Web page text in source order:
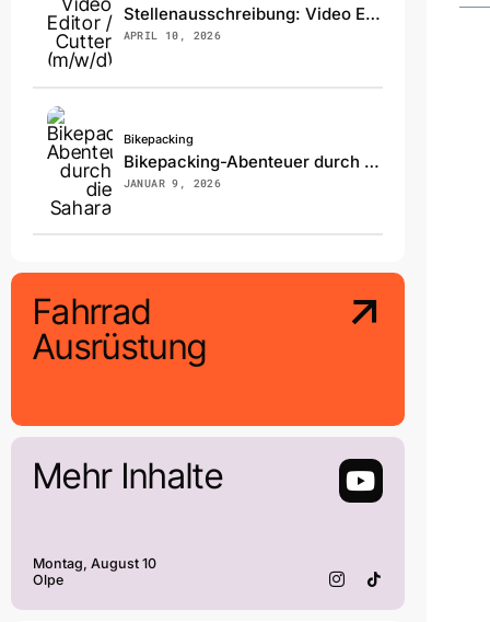
Stellenausschreibung: Video Editor / Cutter (m/w/d)
APRIL 10, 2026
Bikepacking
Bikepacking-Abenteuer durch die Sahara
JANUAR 9, 2026
Fahrrad
Ausrüstung
Mehr Inhalte
Montag, August 10
Olpe